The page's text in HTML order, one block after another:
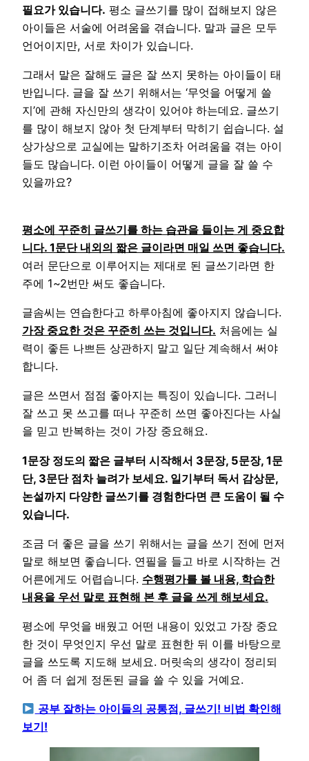
필요가 있습니다. 평소 글쓰기를 많이 접해보지 않은
아이들은 서술에 어려움을 겪습니다. 말과 글은 모두
언어이지만, 서로 차이가 있습니다.
그래서 말은 잘해도 글은 잘 쓰지 못하는 아이들이 태
반입니다. 글을 잘 쓰기 위해서는 ‘무엇을 어떻게 쓸
지’에 관해 자신만의 생각이 있어야 하는데요. 글쓰기
를 많이 해보지 않아 첫 단계부터 막히기 쉽습니다. 설
상가상으로 교실에는 말하기조차 어려움을 겪는 아이
들도 많습니다. 이런 아이들이 어떻게 글을 잘 쓸 수
있을까요?
평소에 꾸준히 글쓰기를 하는 습관을 들이는 게 중요합
니다. 1문단 내외의 짧은 글이라면 매일 쓰면 좋습니다.
여러 문단으로 이루어지는 제대로 된 글쓰기라면 한
주에 1~2번만 써도 좋습니다.
글솜씨는 연습한다고 하루아침에 좋아지지 않습니다.
가장 중요한 것은 꾸준히 쓰는 것입니다. 처음에는 실
력이 좋든 나쁘든 상관하지 말고 일단 계속해서 써야
합니다.
글은 쓰면서 점점 좋아지는 특징이 있습니다. 그러니
잘 쓰고 못 쓰고를 떠나 꾸준히 쓰면 좋아진다는 사실
을 믿고 반복하는 것이 가장 중요해요.
1문장 정도의 짧은 글부터 시작해서 3문장, 5문장, 1문
단, 3문단 점차 늘려가 보세요. 일기부터 독서 감상문,
논설까지 다양한 글쓰기를 경험한다면 큰 도움이 될 수
있습니다.
조금 더 좋은 글을 쓰기 위해서는 글을 쓰기 전에 먼저
말로 해보면 좋습니다. 연필을 들고 바로 시작하는 건
어른에게도 어렵습니다. 수행평가를 볼 내용, 학습한
내용을 우선 말로 표현해 본 후 글을 쓰게 해보세요.
평소에 무엇을 배웠고 어떤 내용이 있었고 가장 중요
한 것이 무엇인지 우선 말로 표현한 뒤 이를 바탕으로
글을 쓰도록 지도해 보세요. 머릿속의 생각이 정리되
어 좀 더 쉽게 정돈된 글을 쓸 수 있을 거예요.
공부 잘하는 아이들의 공통점, 글쓰기! 비법 확인해
보기!